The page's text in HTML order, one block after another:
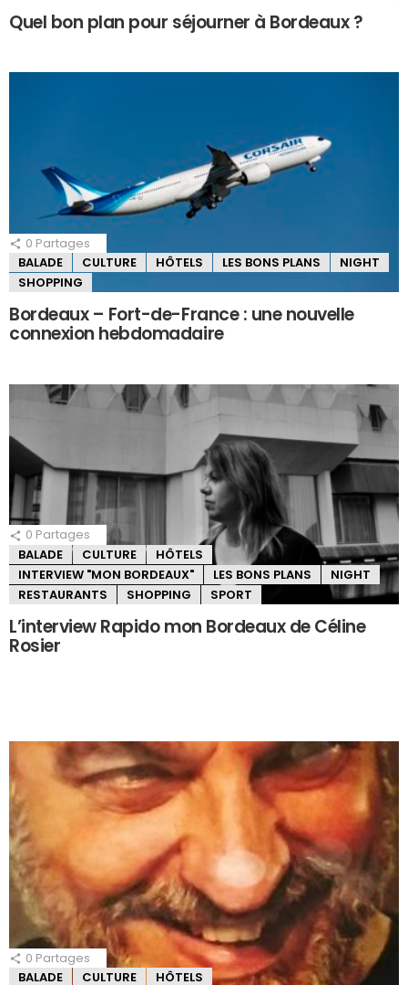
Quel bon plan pour séjourner à Bordeaux ?
0 Partages
BALADE
CULTURE HÔTELS LES BONS PLANS
NIGHT
SHOPPING
Bordeaux – Fort-de-France : une nouvelle
connexion hebdomadaire
0 Partages
BALADE
CULTURE
HÔTELS
INTERVIEW "MON BORDEAUX"
LES BONS PLANS
NIGHT
RESTAURANTS
SHOPPING SPORT
L’interview Rapido mon Bordeaux de Céline
Rosier
0 Partages
BALADE
CULTURE HÔTELS